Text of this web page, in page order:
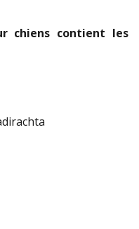
chiens contient les